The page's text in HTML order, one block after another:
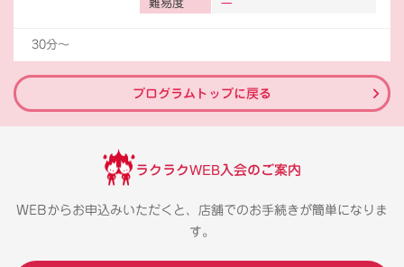
難易度
30分〜
プログラムトップに戻る
ラクラクWEB入会のご案内
WEBからお申込みいただくと、店舗でのお手続きが簡単になりま
す。